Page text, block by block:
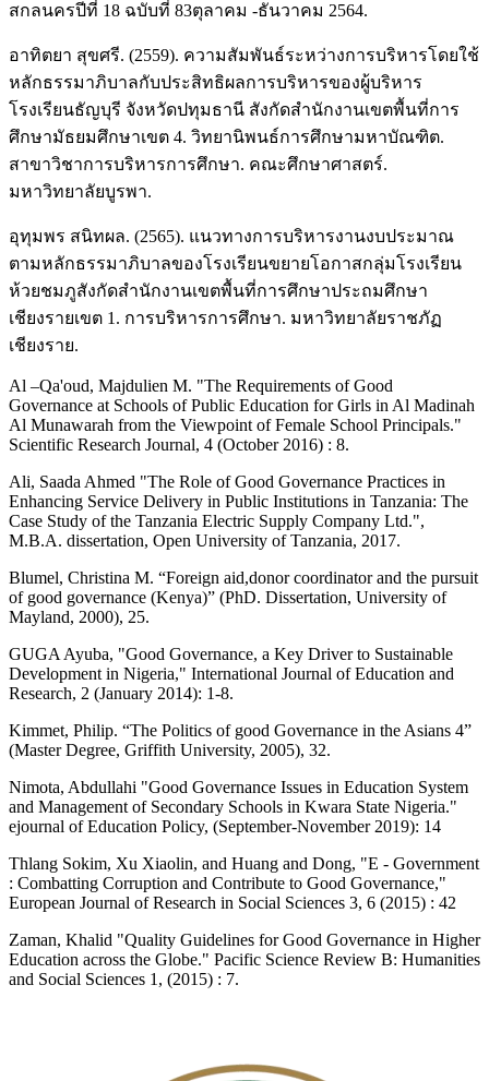
สกลนครปีที่ 18 ฉบับที่ 83ตุลาคม -ธันวาคม 2564.
อาทิตยา สุขศรี. (2559). ความสัมพันธ์ระหว่างการบริหารโดยใช้
หลักธรรมาภิบาลกับประสิทธิผลการบริหารของผู้บริหาร
โรงเรียนธัญบุรี จังหวัดปทุมธานี สังกัดสำนักงานเขตพื้นที่การ
ศึกษามัธยมศึกษาเขต 4. วิทยานิพนธ์การศึกษามหาบัณฑิต.
สาขาวิชาการบริหารการศึกษา. คณะศึกษาศาสตร์.
มหาวิทยาลัยบูรพา.
อุทุมพร สนิทผล. (2565). แนวทางการบริหารงานงบประมาณ
ตามหลักธรรมาภิบาลของโรงเรียนขยายโอกาสกลุ่มโรงเรียน
ห้วยชมภูสังกัดสำนักงานเขตพื้นที่การศึกษาประถมศึกษา
เชียงรายเขต 1. การบริหารการศึกษา. มหาวิทยาลัยราชภัฏ
เชียงราย.
Al –Qa'oud, Majdulien M. "The Requirements of Good
Governance at Schools of Public Education for Girls in Al Madinah
Al Munawarah from the Viewpoint of Female School Principals."
Scientific Research Journal, 4 (October 2016) : 8.
Ali, Saada Ahmed "The Role of Good Governance Practices in
Enhancing Service Delivery in Public Institutions in Tanzania: The
Case Study of the Tanzania Electric Supply Company Ltd.",
M.B.A. dissertation, Open University of Tanzania, 2017.
Blumel, Christina M. “Foreign aid,donor coordinator and the pursuit
of good governance (Kenya)” (PhD. Dissertation, University of
Mayland, 2000), 25.
GUGA Ayuba, "Good Governance, a Key Driver to Sustainable
Development in Nigeria," International Journal of Education and
Research, 2 (January 2014): 1-8.
Kimmet, Philip. “The Politics of good Governance in the Asians 4”
(Master Degree, Griffith University, 2005), 32.
Nimota, Abdullahi "Good Governance Issues in Education System
and Management of Secondary Schools in Kwara State Nigeria."
ejournal of Education Policy, (September-November 2019): 14
Thlang Sokim, Xu Xiaolin, and Huang and Dong, "E - Government
: Combatting Corruption and Contribute to Good Governance,"
European Journal of Research in Social Sciences 3, 6 (2015) : 42
Zaman, Khalid "Quality Guidelines for Good Governance in Higher
Education across the Globe." Pacific Science Review B: Humanities
and Social Sciences 1, (2015) : 7.